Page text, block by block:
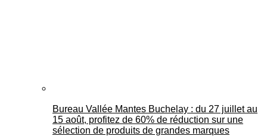
Bureau Vallée Mantes Buchelay : du 27 juillet au
15 août, profitez de 60% de réduction sur une
sélection de produits de grandes marques